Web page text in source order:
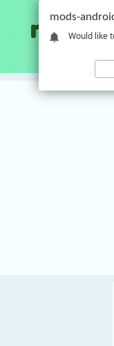
й
mods-
Would like